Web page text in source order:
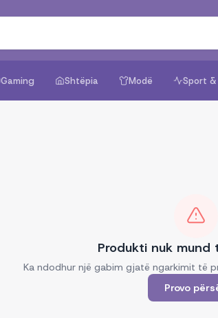
Gaming Shtëpia Modë Sport
Produkti nuk mund
Ka ndodhur një gabim gjatë ngarkimit të
Provo